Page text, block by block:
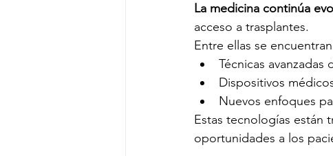
La medicina continúa
acceso a trasplantes.
Entre ellas se
Técnicas
Dispositivos
Nuevos enfoques
Estas tecnologías están
oportunidades a los